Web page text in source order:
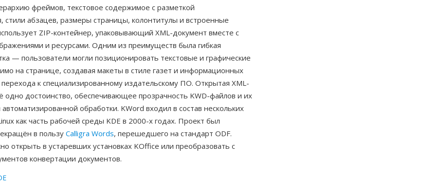
фреймов, текстовое содержимое с разметкой
стили абзацев, размеры страницы, колонтитулы и встроенные
ZIP-контейнер, упаковывающий XML-документ вместе с
и ресурсами. Одним из преимуществ была гибкая
— пользователи могли позиционировать текстовые и графические
на странице, создавая макеты в стиле газет и информационных
к специализированному издательскому ПО. Открытая XML-
одно достоинство, обеспечивающее прозрачность KWD-файлов и их
обработки. KWord входил в состав нескольких
как часть рабочей среды KDE в 2000-х годах. Проект был
в пользуCalligra Words, перешедшего на стандарт ODF.
открыть в устаревших установках KOffice или преобразовать с
конвертации документов.